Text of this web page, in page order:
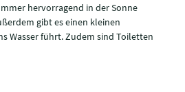
hervorragend in der Sonne
gibt es einen kleinen
Wasser führt. Zudem sind Toiletten